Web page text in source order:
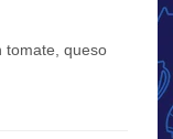
tomate, queso